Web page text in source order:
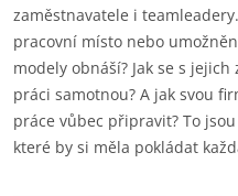
zaměstnavatele i
pracovní místo nebo
modely obnáší? Jak se s
práci samotnou? A jak svou
práce vůbec připravit? To
které by si měla pokládat